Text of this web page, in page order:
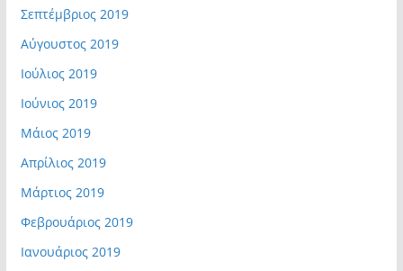
Σεπτέμβριος 2019
Αύγουστος 2019
Ιούλιος 2019
Ιούνιος 2019
Μάιος 2019
Απρίλιος 2019
Μάρτιος 2019
Φεβρουάριος 2019
Ιανουάριος 2019